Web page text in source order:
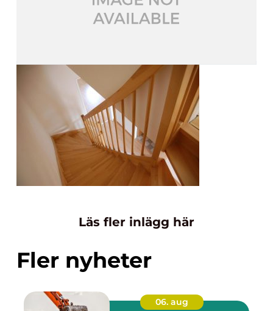
Läs fler inlägg här
Fler nyheter
06. aug